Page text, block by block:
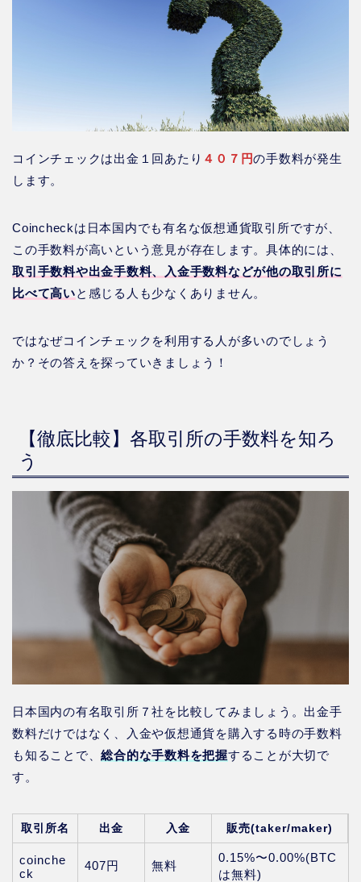
コインチェックは出金１回あたり ４０７円の手数料が発生
します。
Coincheckは日本国内でも有名な仮想通貨取引所ですが、
この手数料が高いという意見が存在します。具体的には、
取引手数料や出金手数料、入金手数料などが他の取引所に
比べて高いと感じる人も少なくありません。
ではなぜコインチェックを利用する人が多いのでしょう
か？その答えを探っていきましょう！
【徹底比較】各取引所の手数料を知ろ
う
日本国内の有名取引所７社を比較してみましょう。出金手
数料だけではなく、入金や仮想通貨を購入する時の手数料
も知ることで、総合的な手数料を把握することが大切で
す。
取引所名 出金 入金 販売(taker/maker)
coinche
ck
407円 無料
0.15%〜0.00%(BTC
は無料)